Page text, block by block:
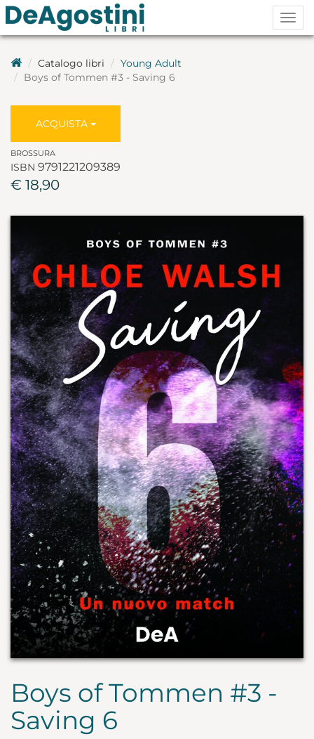
Catalogo libri
Young Adult
Boys of Tommen #3 - Saving 6
ACQUISTA
BROSSURA
ISBN 9791221209389
€ 18,90
Boys of Tommen #3 -
Saving 6